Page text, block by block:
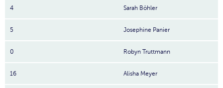
4 Sarah Böhler
5 Josephine Panier
0 Robyn Truttmann
16 Alisha Meyer